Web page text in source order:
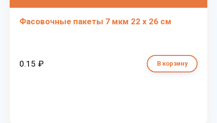
Фасовочные пакеты 7 мкм 22 х 26 см
0.15 ₽ В корзину